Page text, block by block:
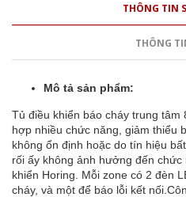
THÔNG TIN
THÔNG
Mô tả sản phẩm:
Tủ điều khiển báo cháy trung tâm
hợp nhiều chức năng, giảm thiểu
không ổn định hoặc do tín hiệu
rối ấy không ảnh hưởng đến chức
khiển Horing. Mỗi zone có 2 đèn
cháy, và một để báo lỗi kết